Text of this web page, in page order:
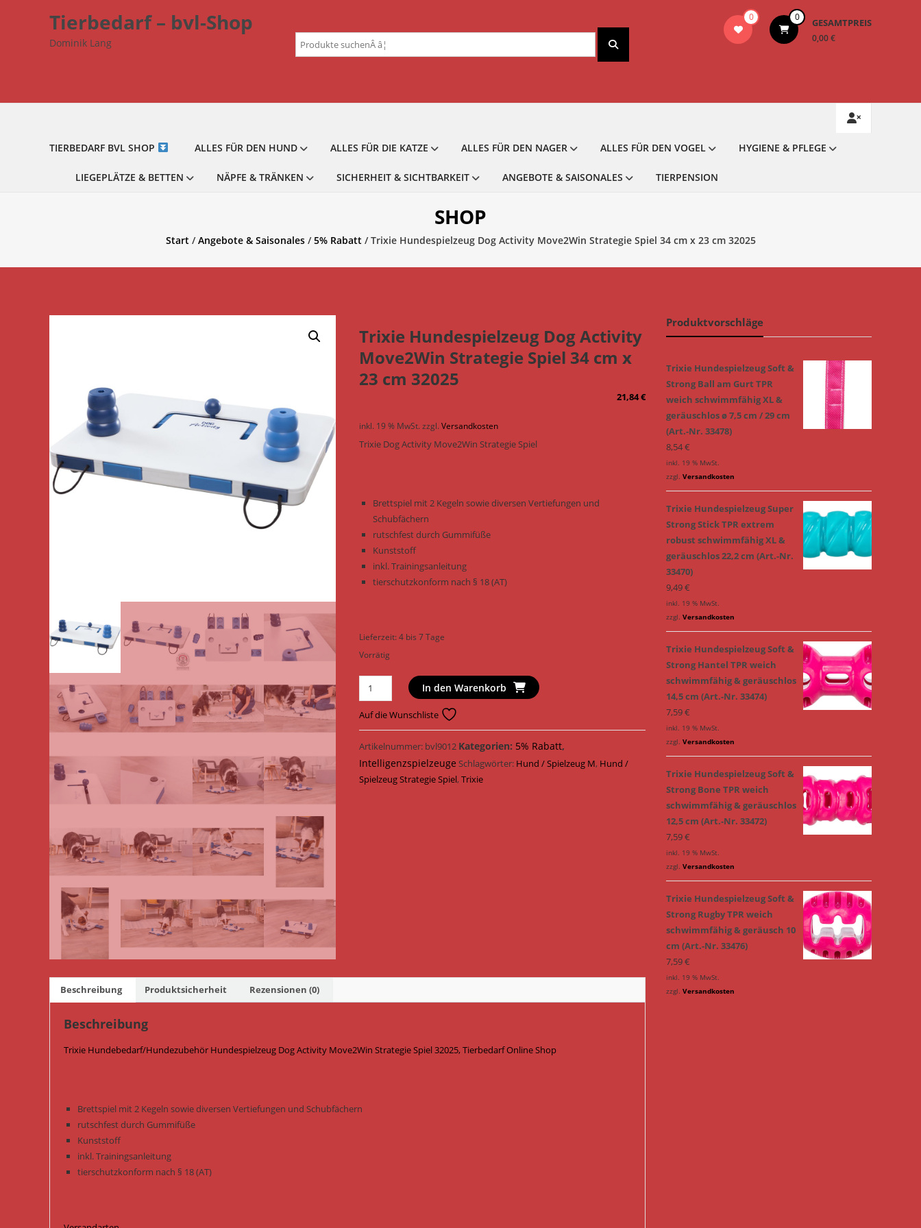
Tierbedarf – bvl-Shop
Dominik Lang
0 0 GESAMTPREIS
0,00 €
Suchen
nach:
TIERBEDARF BVL SHOP ALLES FÜR DEN HUND ALLES FÜR DIE KATZE ALLES FÜR DEN NAGER ALLES FÜR DEN VOGEL HYGIENE & PFLEGE
LIEGEPLÄTZE & BETTEN NÄPFE & TRÄNKEN SICHERHEIT & SICHTBARKEIT ANGEBOTE & SAISONALES TIERPENSION
SHOP
Start/Angebote & Saisonales/5% Rabatt/ Trixie Hundespielzeug Dog Activity Move2Win Strategie Spiel 34 cm x 23 cm 32025
Trixie Hundespielzeug Dog Activity
Move2Win Strategie Spiel 34 cm x
23 cm 32025
21,84€
inkl. 19 % MwSt. zzgl.Versandkosten
Trixie Dog Activity Move2Win Strategie Spiel
Brettspiel mit 2 Kegeln sowie diversen Vertiefungen und
Schubfächern
rutschfest durch Gummifüße
Kunststoff
inkl. Trainingsanleitung
tierschutzkonform nach § 18 (AT)
Lieferzeit:4 bis 7 Tage
Vorrätig
Trixie
Hundespielzeug
Dog
Activity
Move2Win
Strategie
Spiel
In den Warenkorb
Auf die Wunschliste
Artikelnummer: bvl9012 Kategorien: 5% Rabatt,
Intelligenzspielzeuge Schlagwörter: Hund / Spielzeug M, Hund /
Spielzeug Strategie Spiel,Trixie
Beschreibung Produktsicherheit Rezensionen (0)
Beschreibung
Trixie Hundebedarf/Hundezubehör Hundespielzeug Dog Activity Move2Win Strategie Spiel 32025, Tierbedarf Online Shop
Brettspiel mit 2 Kegeln sowie diversen Vertiefungen und Schubfächern
rutschfest durch Gummifüße
Kunststoff
inkl. Trainingsanleitung
tierschutzkonform nach § 18 (AT)
Produktvorschläge
Trixie Hundespielzeug Soft &
Strong Ball am Gurt TPR
weich schwimmfähig XL &
geräuschlos ø 7,5 cm / 29 cm
(Art.-Nr. 33478)
8,54€
inkl. 19 % MwSt.
zzgl. Versandkosten
Trixie Hundespielzeug Super
Strong Stick TPR extrem
robust schwimmfähig XL &
geräuschlos 22,2 cm (Art.-Nr.
33470)
9,49€
inkl. 19 % MwSt.
zzgl. Versandkosten
Trixie Hundespielzeug Soft &
Strong Hantel TPR weich
schwimmfähig & geräuschlos
14,5 cm (Art.-Nr. 33474)
7,59€
inkl. 19 % MwSt.
zzgl. Versandkosten
Trixie Hundespielzeug Soft &
Strong Bone TPR weich
schwimmfähig & geräuschlos
12,5 cm (Art.-Nr. 33472)
7,59€
inkl. 19 % MwSt.
zzgl. Versandkosten
Trixie Hundespielzeug Soft &
Strong Rugby TPR weich
schwimmfähig & geräusch 10
cm (Art.-Nr. 33476)
7,59€
inkl. 19 % MwSt.
zzgl. Versandkosten